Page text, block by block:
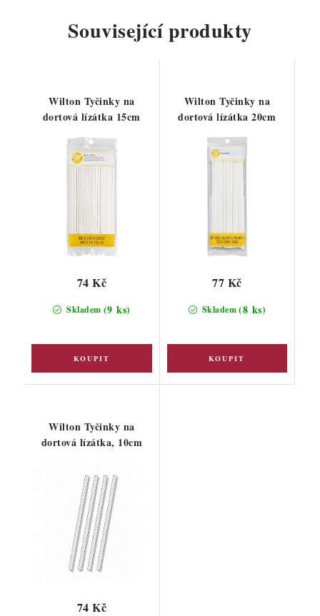
Související produkty
Wilton Tyčinky na
dortová lízátka 15cm
Skladem (9 ks)
74 Kč
Wilton Tyčinky na
dortová lízátka 20cm
Skladem(8 ks)
77 Kč
Wilton Tyčinky na
dortová lízátka, 10cm
74 Kč